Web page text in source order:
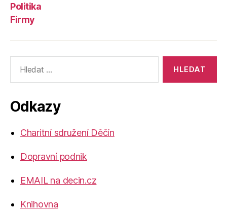
Politika
Firmy
vyhledávání:
Odkazy
Charitní sdružení Děčín
Dopravní podnik
EMAIL na decin.cz
Knihovna